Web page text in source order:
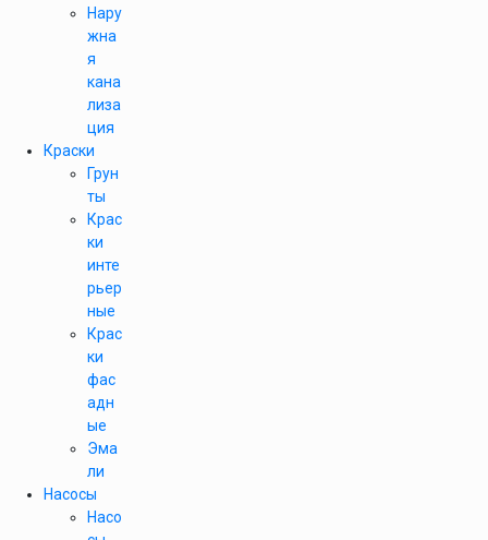
Нару
жна
я
кана
лиза
ция
Краски
Грун
ты
Крас
ки
инте
рьер
ные
Крас
ки
фас
адн
ые
Эма
ли
Насосы
Насо